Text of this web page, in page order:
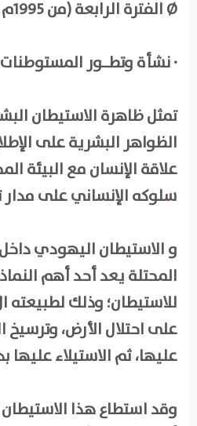
Ø الفترة الرابعة (من 1995م إلى 2007م)
· نشأة وتطــور المستوطنات
تمثل ظاهرة الاستيطان
الظواهر البشرية على
علاقة الإنسان مع البيئة
سلوكه الإنساني على مدار
و الاستيطان اليهودي
المحتلة يعد أحد أهم
للاستيطان؛ وذلك لطبيعته
على احتلال الأرض، وترسيخ
عليها، ثم الاستيلاء
وقد استطاع هذا